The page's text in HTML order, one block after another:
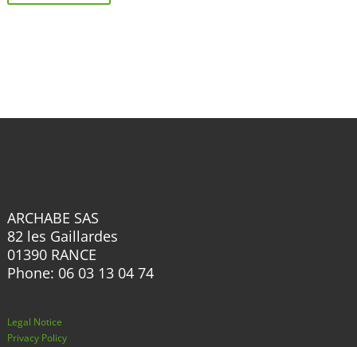
may
page
on
ARCHABE SAS
82 les Gaillardes
01390 RANCE
Phone: 06 03 13 04 74
Legal Notice
Privacy Policy